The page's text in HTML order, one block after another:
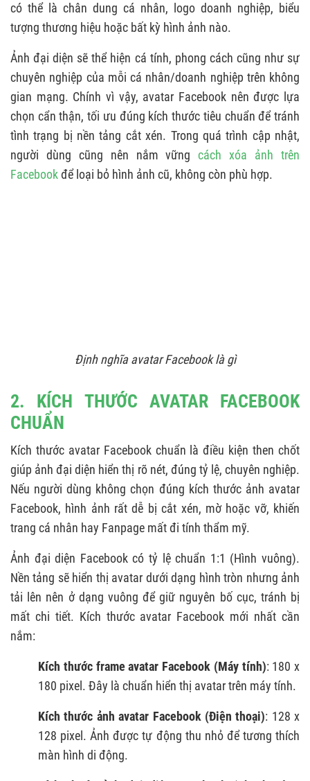
có thể là chân dung cá nhân, logo doanh nghiệp, biểu
tượng thương hiệu hoặc bất kỳ hình ảnh nào.
Ảnh đại diện sẽ thể hiện cá tính, phong cách cũng như sự
chuyên nghiệp của mỗi cá nhân/doanh nghiệp trên không
gian mạng. Chính vì vậy, avatar Facebook nên được lựa
chọn cẩn thận, tối ưu đúng kích thước tiêu chuẩn để tránh
tình trạng bị nền tảng cắt xén. Trong quá trình cập nhật,
người dùng cũng nên nắm vữngcách xóa ảnh trên
Facebookđể loại bỏ hình ảnh cũ, không còn phù hợp.
Định nghĩa avatar Facebook là gì
2. KÍCH THƯỚC AVATAR FACEBOOK
CHUẨN
Kích thước avatar Facebook chuẩn là điều kiện then chốt
giúp ảnh đại diện hiển thị rõ nét, đúng tỷ lệ, chuyên nghiệp.
Nếu người dùng không chọn đúng kích thước ảnh avatar
Facebook, hình ảnh rất dễ bị cắt xén, mờ hoặc vỡ, khiến
trang cá nhân hay Fanpage mất đi tính thẩm mỹ.
Ảnh đại diện Facebook có tỷ lệ chuẩn 1:1 (Hình vuông).
Nền tảng sẽ hiển thị avatar dưới dạng hình tròn nhưng ảnh
tải lên nên ở dạng vuông để giữ nguyên bố cục, tránh bị
mất chi tiết. Kích thước avatar Facebook mới nhất cần
nắm:
Kích thước frame avatar Facebook (Máy tính): 180 x
180 pixel. Đây là chuẩn hiển thị avatar trên máy tính.
Kích thước ảnh avatar Facebook (Điện thoại): 128 x
128 pixel. Ảnh được tự động thu nhỏ để tương thích
màn hình di động.